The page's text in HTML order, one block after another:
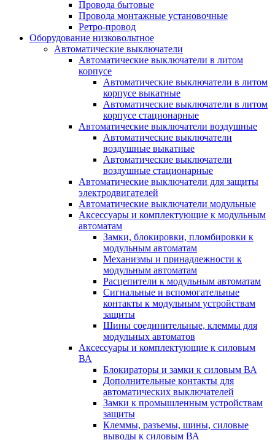
Провода бытовые
Провода монтажные установочные
Ретро-провод
Оборудование низковольтное
Автоматические выключатели
Автоматические выключатели в литом
корпусе
Автоматические выключатели в литом
корпусе выкатные
Автоматические выключатели в литом
корпусе стационарные
Автоматические выключатели воздушные
Автоматические выключатели
воздушные выкатные
Автоматические выключатели
воздушные стационарные
Автоматические выключатели для защиты
электродвигателей
Автоматические выключатели модульные
Аксессуары и комплектующие к модульным
автоматам
Замки, блокировки, пломбировки к
модульным автоматам
Механизмы и принадлежности к
модульным автоматам
Расцепители к модульным автоматам
Сигнальные и вспомогательные
контакты к модульным устройствам
защиты
Шины соединительные, клеммы для
модульных автоматов
Аксессуары и комплектующие к силовым
ВА
Блокираторы и замки к силовым ВА
Дополнительные контакты для
автоматических выключателей
Замки к промышленным устройствам
защиты
Клеммы, разъемы, шины, силовые
выводы к силовым ВА